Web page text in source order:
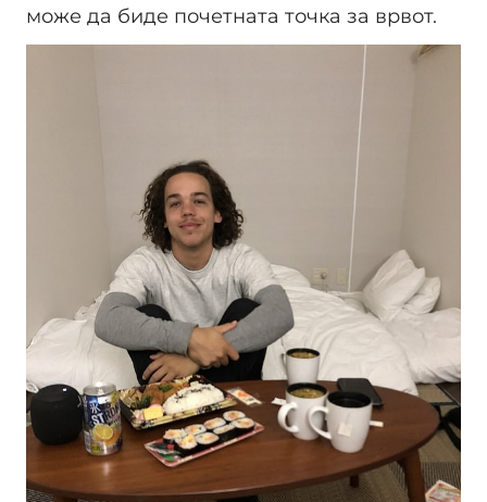
може да биде почетната точка за врвот.